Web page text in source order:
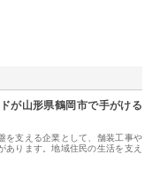
が山形県鶴岡市で手がける
を支える企業として、舗装工事や
あります。地域住民の生活を支え